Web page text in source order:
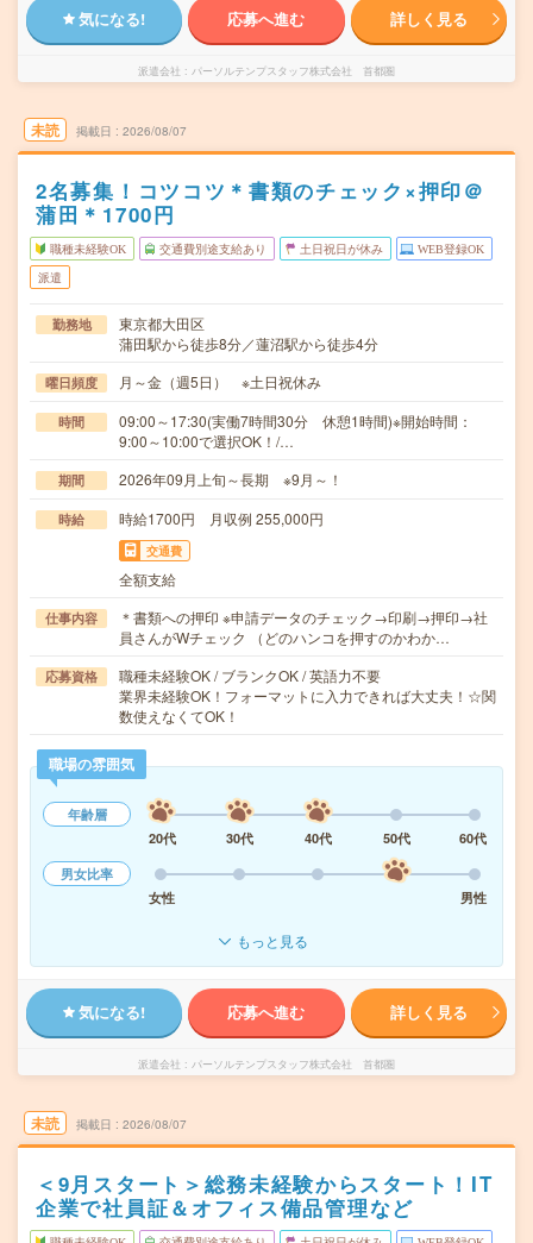
気になる! 応募へ進む 詳しく見る
派遣会社 パーソルテンプスタッフ株式会社 首都圏
未読 掲載日 2026/08/07
2名募集！コツコツ＊書類のチェック×押印＠
蒲田＊1700円
職種未経験OK 交通費別途支給あり 土日祝日が休み WEB登録OK
派遣
勤務地
東京都大田区
蒲田駅から徒歩8分／蓮沼駅から徒歩4分
曜日頻度 月～金（週5日） ※土日祝休み
時間
09:00～17:30(実働7時間30分 休憩1時間)※開始時間：
9:00～10:00で選択OK！/…
期間 2026年09月上旬～長期 ※9月～！
時給 時給1700円 月収例 255,000円
交通費
全額支給
仕事内容
＊書類への押印 ※申請データのチェック→印刷→押印→社
員さんがWチェック （どのハンコを押すのかわか…
応募資格
職種未経験OK / ブランクOK / 英語力不要
業界未経験OK！フォーマットに入力できれば大丈夫！☆関
数使えなくてOK！
職場の雰囲気
年齢層
20代
30代 40代 50代
60代
男女比率
女性
男性
もっと見る
気になる! 応募へ進む 詳しく見る
派遣会社 パーソルテンプスタッフ株式会社 首都圏
未読 掲載日 2026/08/07
＜9月スタート＞総務未経験からスタート！IT
企業で社員証＆オフィス備品管理など